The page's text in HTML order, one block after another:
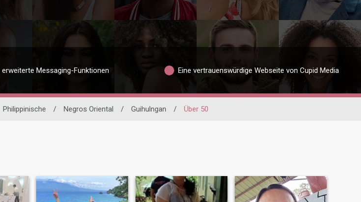
Messaging-Funktionen Eine vertrauenswürdige Webseite von Cupid Media
Philippinische / Negros Oriental / Guihulngan / Über 50